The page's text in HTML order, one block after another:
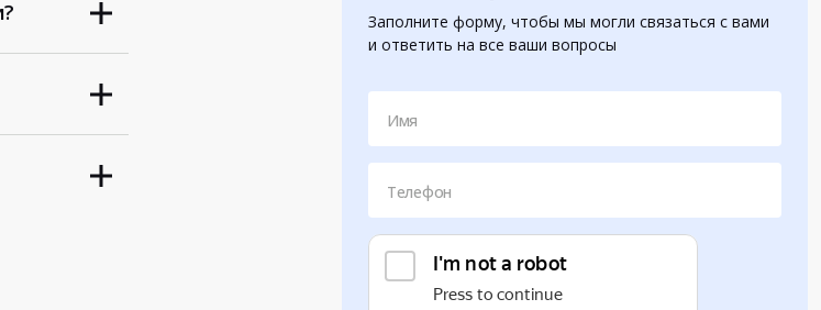
Заполните форму, чтобы мы могли связаться с вами
и ответить на все ваши вопросы
Имя
Телефон